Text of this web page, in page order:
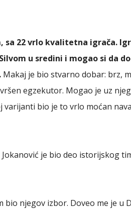
22 vrlo kvalitetna igrača.
u sredini i mogao si da
Makaj je bio stvarno dobar: brz,
egzekutor. Mogao je uz
varijanti bio je to vrlo moćan
je bio deo istorijskog
bio njegov izbor. Doveo me je u